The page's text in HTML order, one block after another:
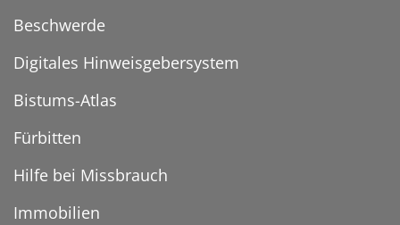
Beschwerde
Digitales Hinweisgebersystem
Bistums-Atlas
Fürbitten
Hilfe bei Missbrauch
Immobilien